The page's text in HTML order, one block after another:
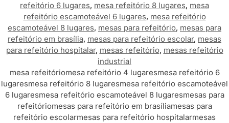
refeitório 6 lugares, mesa refeitório 8 lugares, mesa
refeitório escamoteável 6 lugares, mesa refeitório
escamoteável 8 lugares, mesas para refeitório, mesas para
refeitório em brasília, mesas para refeitório escolar, mesas
para refeitório hospitalar, mesas refeitório, mesas refeitório
industrial
mesa refeitóriomesa refeitório 4 lugaresmesa refeitório 6
lugaresmesa refeitório 8 lugaresmesa refeitório escamoteável
6 lugaresmesa refeitório escamoteável 8 lugaresmesas para
refeitóriomesas para refeitório em brasíliamesas para
refeitório escolarmesas para refeitório hospitalarmesas